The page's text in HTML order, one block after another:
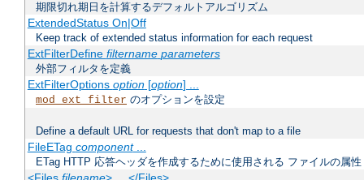
期限切れ期日を計算するデフォルトアルゴリズム
ExtendedStatus On|Off
Keep track of extended status information for each request
ExtFilterDefine filtername parameters
外部フィルタを定義
ExtFilterOptions option[option] ...
mod_ext_filter のオプションを設定
Define a default URL for requests that don't map to a file
FileETag component...
ETag HTTP 応答ヘッダを作成するために使用される ファイルの属性